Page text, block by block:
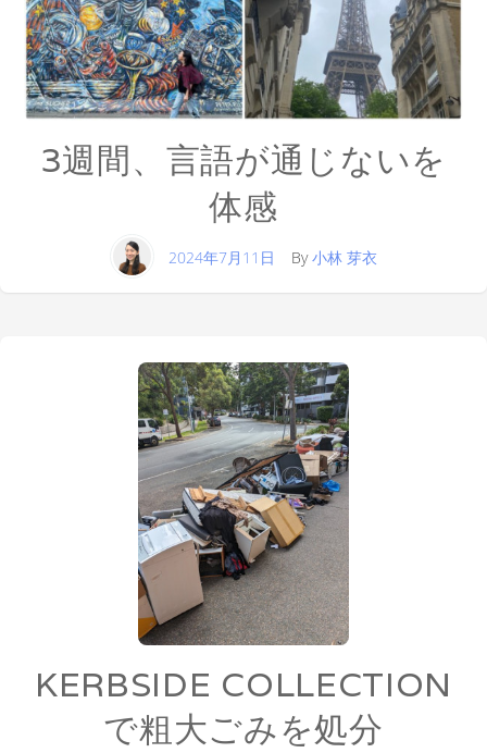
3週間、言語が通じないを
体感
2024年7月11日 By小林 芽衣
KERBSIDE COLLECTION
で粗大ごみを処分